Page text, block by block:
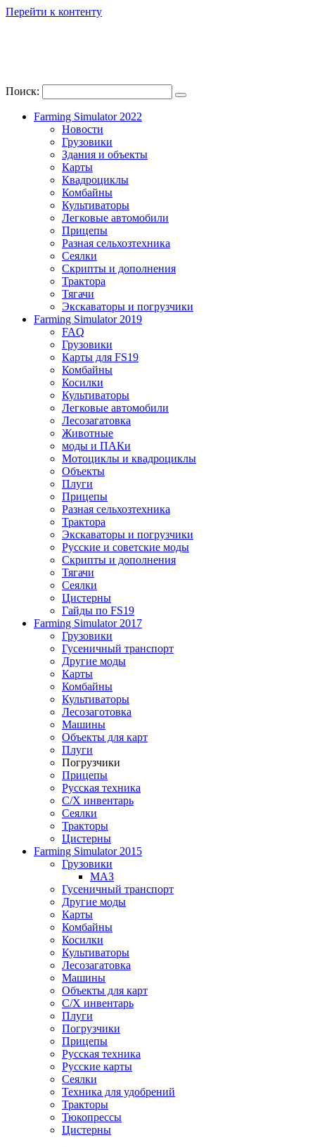
Перейти к контенту
Поиск:
Farming Simulator 2022
Новости
Грузовики
Здания и объекты
Карты
Квадроциклы
Комбайны
Культиваторы
Легковые автомобили
Прицепы
Разная сельхозтехника
Сеялки
Скрипты и дополнения
Трактора
Тягачи
Экскаваторы и погрузчики
Farming Simulator 2019
FAQ
Грузовики
Карты для FS19
Комбайны
Косилки
Культиваторы
Легковые автомобили
Лесозагатовка
Животные
моды и ПАКи
Мотоциклы и квадроциклы
Объекты
Плуги
Прицепы
Разная сельхозтехника
Трактора
Экскаваторы и погрузчики
Русские и советские моды
Скрипты и дополнения
Тягачи
Сеялки
Цистерны
Гайды по FS19
Farming Simulator 2017
Грузовики
Гусеничный транспорт
Другие моды
Карты
Комбайны
Культиваторы
Лесозаготовка
Машины
Объекты для карт
Плуги
Погрузчики
Прицепы
Русская техника
С/Х инвентарь
Сеялки
Тракторы
Цистерны
Farming Simulator 2015
Грузовики
МАЗ
Гусеничный транспорт
Другие моды
Карты
Комбайны
Косилки
Культиваторы
Лесозагатовка
Машины
Объекты для карт
С/Х инвентарь
Плуги
Погрузчики
Прицепы
Русская техника
Русские карты
Сеялки
Техника для удобрений
Тракторы
Тюкопрессы
Цистерны